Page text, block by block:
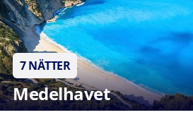
7 NÄTTER
Medelhavet